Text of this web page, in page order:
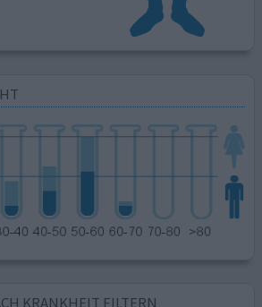
KRANKHEIT FILTERN